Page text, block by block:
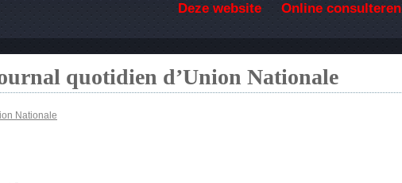
Deze website Online consulteren
quotidien d’Union Nationale
Nationale